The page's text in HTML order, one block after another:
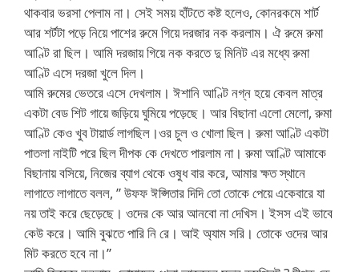
থাকবার ভরসা পেলাম না। সেই সময় হাঁটতে কষ্ট হলেও, কোনরকমে শার্ট
আর শর্টটা পড়ে নিয়ে পাশের রুমে গিয়ে দরজার নক করলাম। ঐ রুমে রুমা
আণ্টি রা ছিল। আমি দরজায় গিয়ে নক করতে দু মিনিট এর মধ্যে রুমা
আণ্টি এসে দরজা খুলে দিল।
আমি রুমের ভেতরে এসে দেখলাম। ঈশানি আণ্টি নগ্ন হয়ে কেবল মাত্র
একটা বেড শিট গায়ে জড়িয়ে ঘুমিয়ে পড়েছে। আর বিছানা এলো মেলো, রুমা
আণ্টি কেও খুব টায়ার্ড লাগছিল।ওর চুল ও খোলা ছিল। রুমা আণ্টি একটা
পাতলা নাইটি পরে ছিল দীপক কে দেখতে পারলাম না। রুমা আণ্টি আমাকে
বিছানায় বসিয়ে, নিজের ব্যাগ থেকে ওষুধ বার করে, আমার ক্ষত স্থানে
লাগাতে লাগাতে বলল, ” উফফ ঈপ্সিতার দিদি তো তোকে পেয়ে একেবারে যা
নয় তাই করে ছেড়েছে। ওদের কে আর আনবো না দেখিস। ইসস এই ভাবে
কেউ করে। আমি বুঝতে পারি নি রে। আই অ্যাম সরি। তোকে ওদের আর
মিট করতে হবে না।”